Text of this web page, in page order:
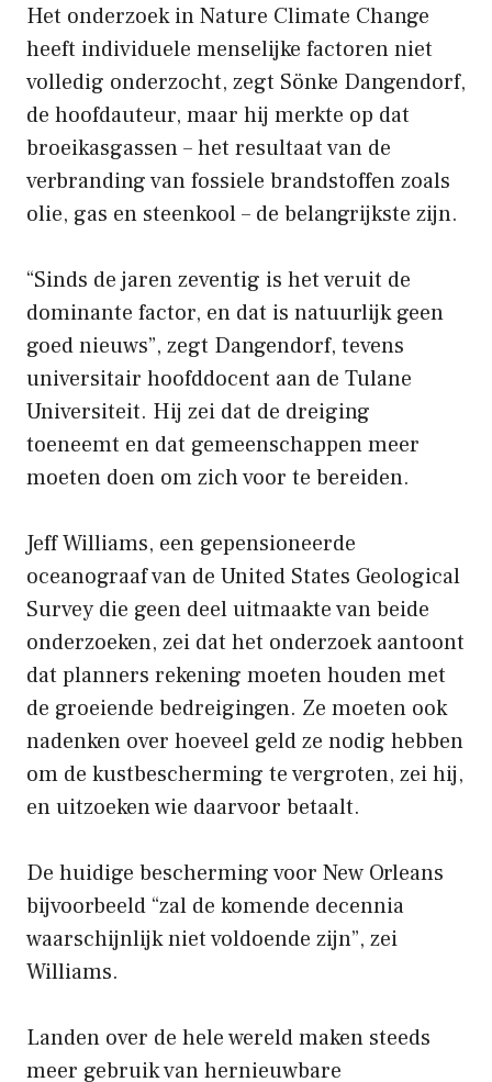
Het onderzoek in Nature Climate Change
heeft individuele menselijke factoren niet
volledig onderzocht, zegt Sönke Dangendorf,
de hoofdauteur, maar hij merkte op dat
broeikasgassen – het resultaat van de
verbranding van fossiele brandstoffen zoals
olie, gas en steenkool – de belangrijkste zijn.
“Sinds de jaren zeventig is het veruit de
dominante factor, en dat is natuurlijk geen
goed nieuws”, zegt Dangendorf, tevens
universitair hoofddocent aan de Tulane
Universiteit. Hij zei dat de dreiging
toeneemt en dat gemeenschappen meer
moeten doen om zich voor te bereiden.
Jeff Williams, een gepensioneerde
oceanograaf van de United States Geological
Survey die geen deel uitmaakte van beide
onderzoeken, zei dat het onderzoek aantoont
dat planners rekening moeten houden met
de groeiende bedreigingen. Ze moeten ook
nadenken over hoeveel geld ze nodig hebben
om de kustbescherming te vergroten, zei hij,
en uitzoeken wie daarvoor betaalt.
De huidige bescherming voor New Orleans
bijvoorbeeld “zal de komende decennia
waarschijnlijk niet voldoende zijn”, zei
Williams.
Landen over de hele wereld maken steeds
meer gebruik van hernieuwbare